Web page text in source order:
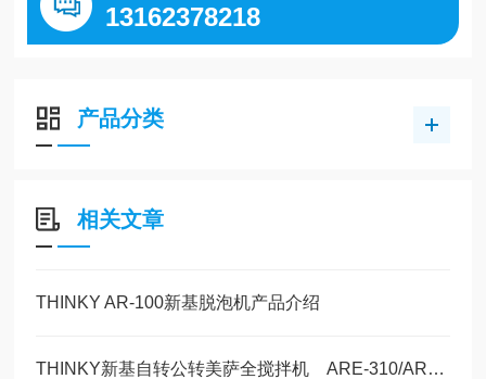
13162378218
产品分类
相关文章
THINKY AR-100新基脱泡机产品介绍
THINKY新基自转公转美萨全搅拌机 ARE-310/AR-100锂电行业新能源汽车领域